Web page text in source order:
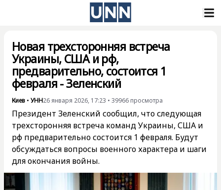
Новая трехсторонняя встреча
Украины, США и рф,
предварительно, состоится 1
февраля - Зеленский
Киев • УНН26 января 2026, 17:23 • 39966 просмотра
Президент Зеленский сообщил, что следующая
трехсторонняя встреча команд Украины, США и
рф предварительно состоится 1 февраля. Будут
обсуждаться вопросы военного характера и шаги
для окончания войны.